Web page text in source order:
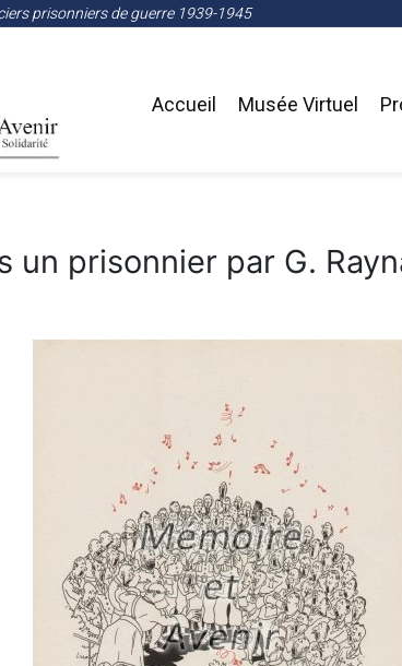
prisonniers de guerre 1939-1945
Accueil Musée Virtuel
un prisonnier par G.